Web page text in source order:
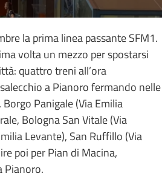
la prima linea passante SFM1.
volta un mezzo per spostarsi
quattro treni all’ora
a Pianoro fermando nelle
Panigale (Via Emilia
Bologna San Vitale (Via
Levante), San Ruffillo (Via
poi per Pian di Macina,
Pianoro.